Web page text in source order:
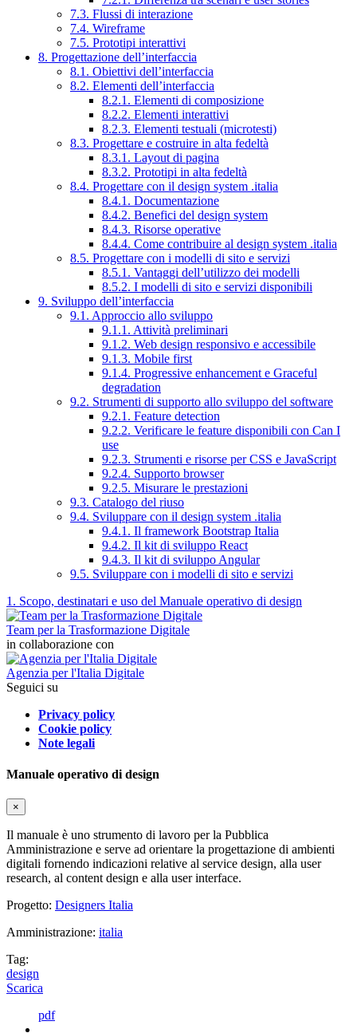
7.3. Flussi di interazione
7.4. Wireframe
7.5. Prototipi interattivi
8. Progettazione dell’interfaccia
8.1. Obiettivi dell’interfaccia
8.2. Elementi dell’interfaccia
8.2.1. Elementi di composizione
8.2.2. Elementi interattivi
8.2.3. Elementi testuali (microtesti)
8.3. Progettare e costruire in alta fedeltà
8.3.1. Layout di pagina
8.3.2. Prototipi in alta fedeltà
8.4. Progettare con il design system .italia
8.4.1. Documentazione
8.4.2. Benefici del design system
8.4.3. Risorse operative
8.4.4. Come contribuire al design system .italia
8.5. Progettare con i modelli di sito e servizi
8.5.1. Vantaggi dell’utilizzo dei modelli
8.5.2. I modelli di sito e servizi disponibili
9. Sviluppo dell’interfaccia
9.1. Approccio allo sviluppo
9.1.1. Attività preliminari
9.1.2. Web design responsivo e accessibile
9.1.3. Mobile first
9.1.4. Progressive enhancement e Graceful
degradation
9.2. Strumenti di supporto allo sviluppo del software
9.2.1. Feature detection
9.2.2. Verificare le feature disponibili con Can I
use
9.2.3. Strumenti e risorse per CSS e JavaScript
9.2.4. Supporto browser
9.2.5. Misurare le prestazioni
9.3. Catalogo del riuso
9.4. Sviluppare con il design system .italia
9.4.1. Il framework Bootstrap Italia
9.4.2. Il kit di sviluppo React
9.4.3. Il kit di sviluppo Angular
9.5. Sviluppare con i modelli di sito e servizi
1. Scopo, destinatari e uso del Manuale operativo di design
Team per la Trasformazione Digitale
in collaborazione con
Agenzia per l'Italia Digitale
Seguici su
Privacy policy
Cookie policy
Note legali
Manuale operativo di design
×
Il manuale è uno strumento di lavoro per la Pubblica
Amministrazione e serve ad orientare la progettazione di ambienti
digitali fornendo indicazioni relative al service design, alla user
research, al content design e alla user interface.
Progetto: Designers Italia
Amministrazione: italia
Tag:
design
Scarica
pdf